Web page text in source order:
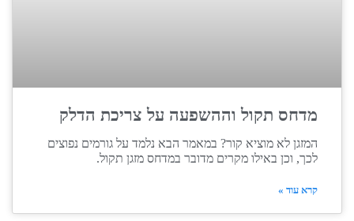
מדחס תקול וההשפעה על צריכת הדלק
המזגן לא מוציא קור? במאמר הבא נלמד על גורמים נפוצים
לכך, וכן באילו מקרים מדובר במדחס מזגן תקול.
קרא עוד »